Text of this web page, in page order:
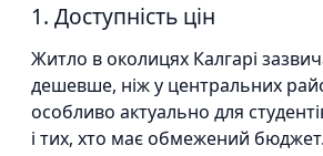
1. Доступність цін
Житло в околицях Калгарі
дешевше, ніж у центральних
особливо актуально для
і тих, хто має обмежений бюджет.